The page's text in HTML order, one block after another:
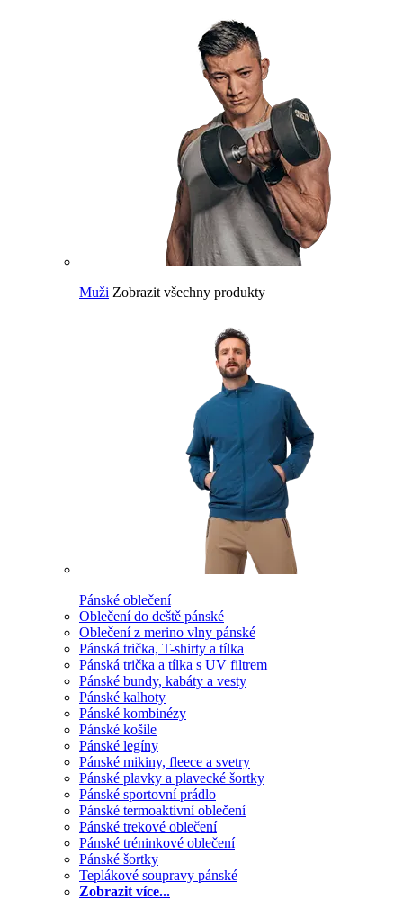
Muži Zobrazit všechny produkty
Pánské oblečení
Oblečení do deště pánské
Oblečení z merino vlny pánské
Pánská trička, T-shirty a tílka
Pánská trička a tílka s UV filtrem
Pánské bundy, kabáty a vesty
Pánské kalhoty
Pánské kombinézy
Pánské košile
Pánské legíny
Pánské mikiny, fleece a svetry
Pánské plavky a plavecké šortky
Pánské sportovní prádlo
Pánské termoaktivní oblečení
Pánské trekové oblečení
Pánské tréninkové oblečení
Pánské šortky
Teplákové soupravy pánské
Zobrazit více...